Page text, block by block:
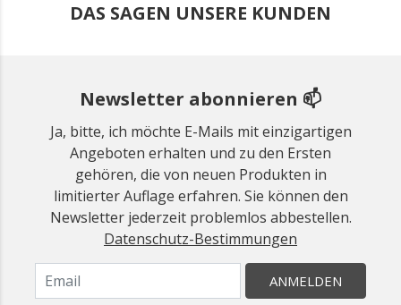
DAS SAGEN UNSERE KUNDEN
Newsletter abonnieren 📫
Ja, bitte, ich möchte E-Mails mit einzigartigen
Angeboten erhalten und zu den Ersten
gehören, die von neuen Produkten in
limitierter Auflage erfahren. Sie können den
Newsletter jederzeit problemlos abbestellen.
Datenschutz-Bestimmungen
ANMELDEN